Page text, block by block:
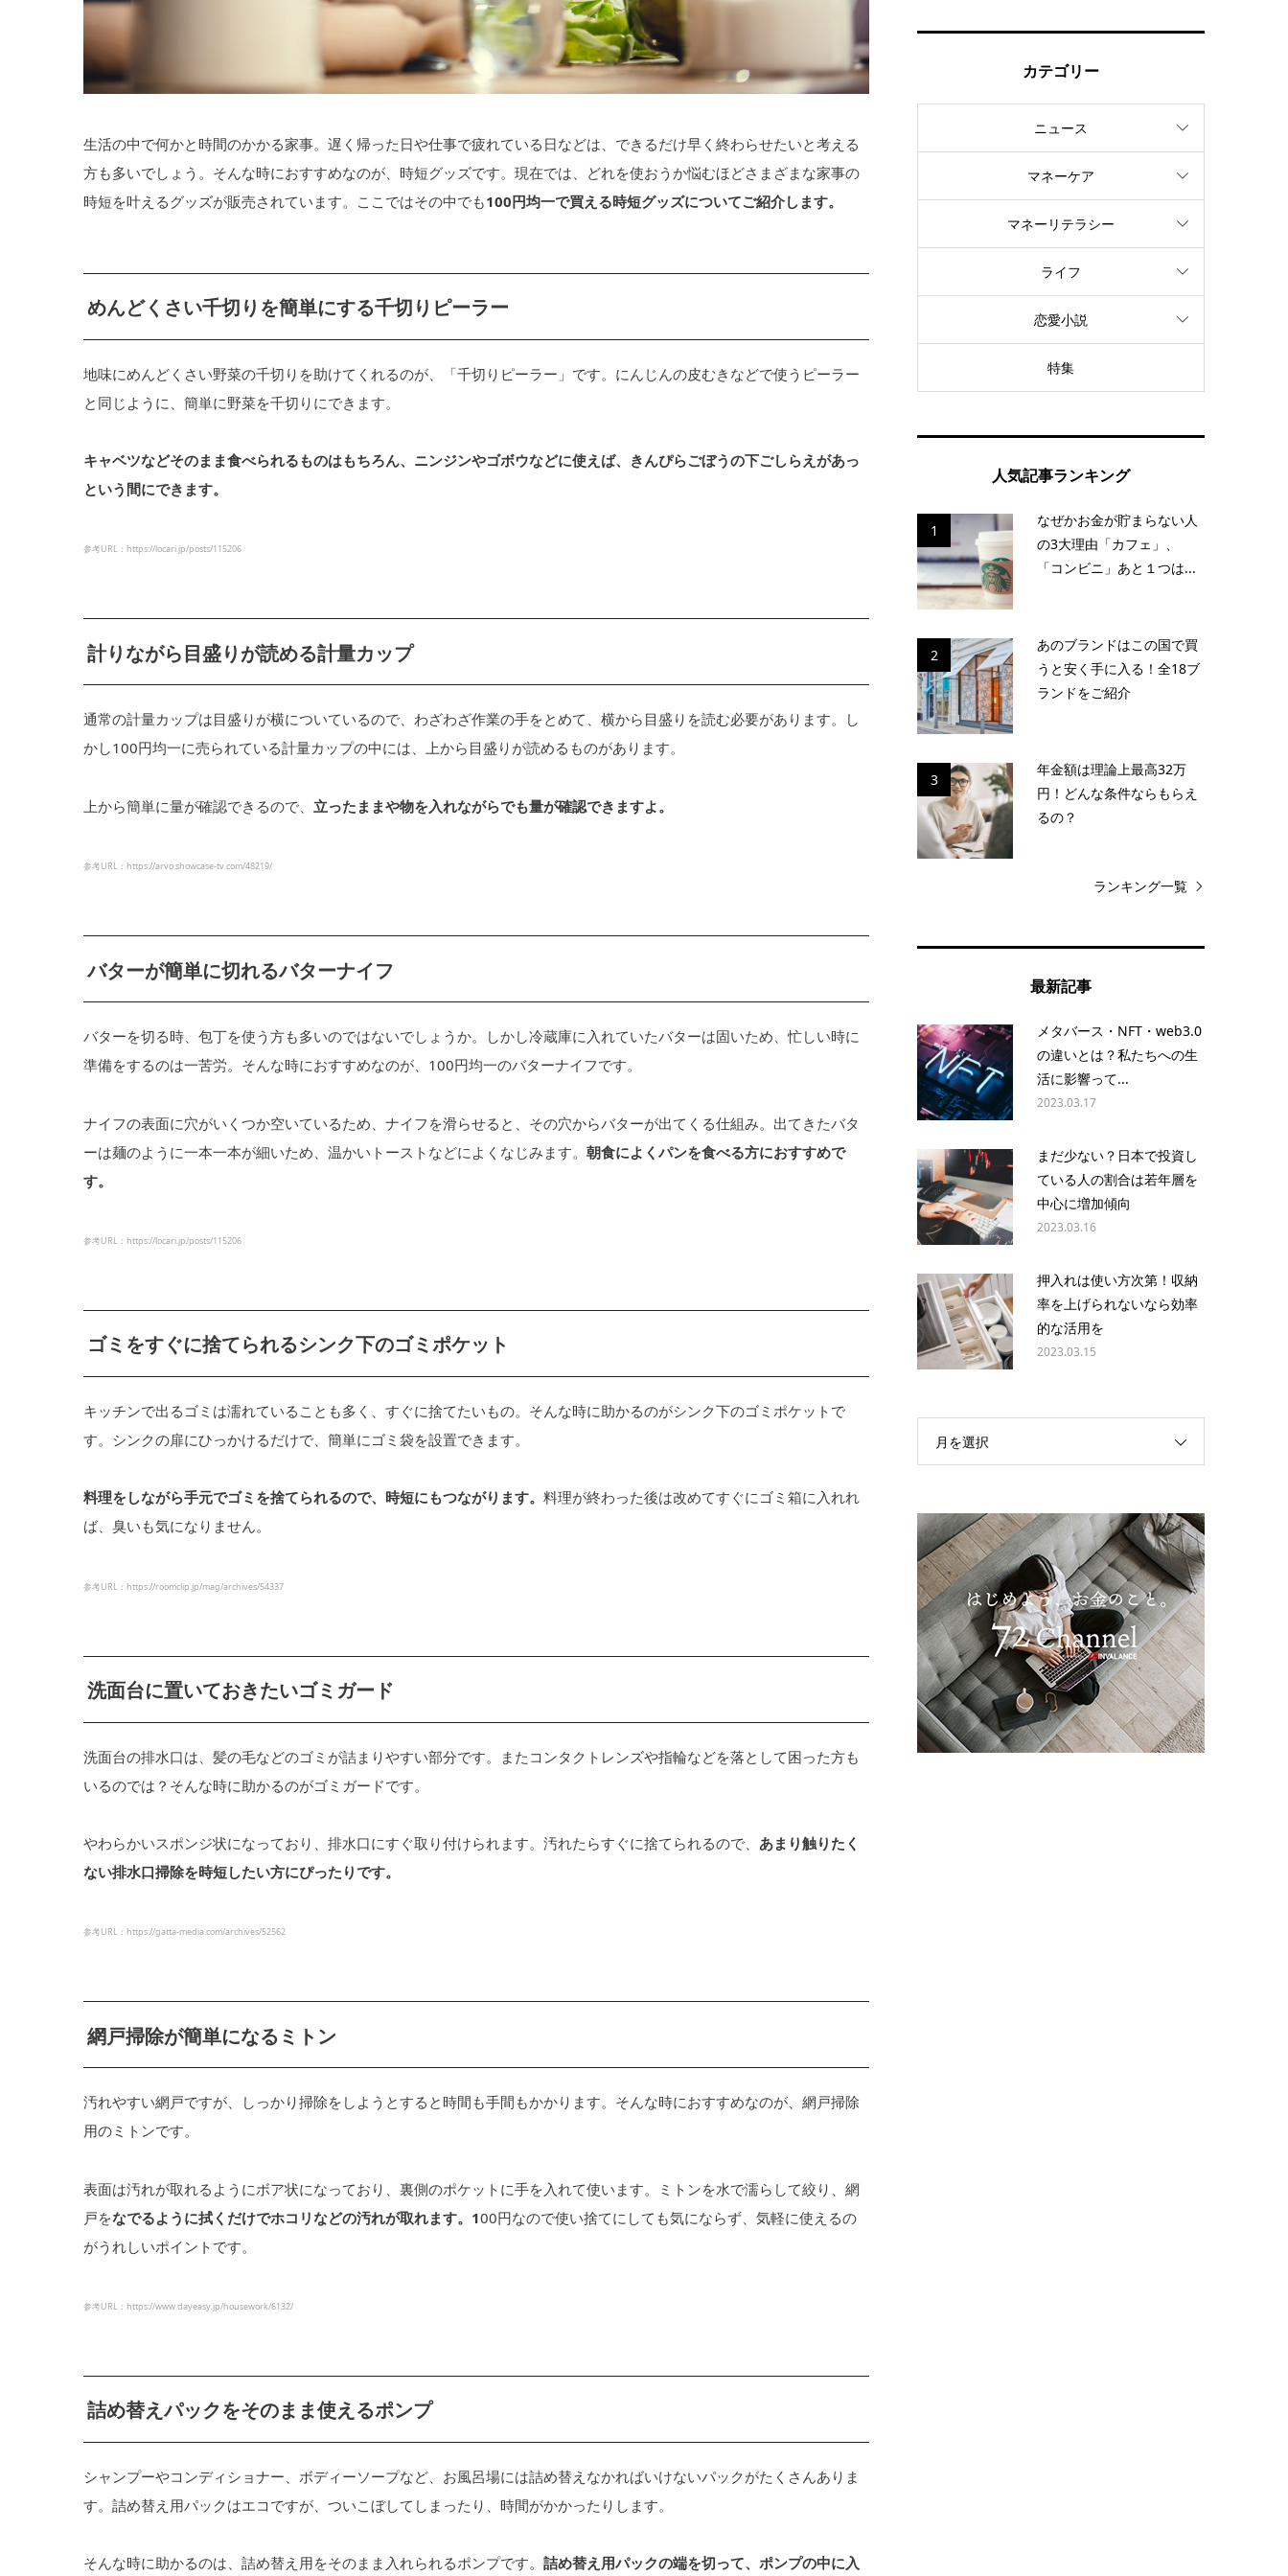
生活の中で何かと時間のかかる家事。遅く帰った日や仕事で疲れている日などは、できるだけ早く終わらせたいと考える
方も多いでしょう。そんな時におすすめなのが、時短グッズです。現在では、どれを使おうか悩むほどさまざまな家事の
時短を叶えるグッズが販売されています。ここではその中でも100円均一で買える時短グッズについてご紹介します。
めんどくさい千切りを簡単にする千切りピーラー
地味にめんどくさい野菜の千切りを助けてくれるのが、「千切りピーラー」です。にんじんの皮むきなどで使うピーラー
と同じように、簡単に野菜を千切りにできます。
キャベツなどそのまま食べられるものはもちろん、ニンジンやゴボウなどに使えば、きんぴらごぼうの下ごしらえがあっ
という間にできます。
参考URL：https://locari.jp/posts/115206
計りながら目盛りが読める計量カップ
通常の計量カップは目盛りが横についているので、わざわざ作業の手をとめて、横から目盛りを読む必要があります。し
かし100円均一に売られている計量カップの中には、上から目盛りが読めるものがあります。
上から簡単に量が確認できるので、 立ったままや物を入れながらでも量が確認できますよ。
参考URL：https://arvo.showcase-tv.com/48219/
バターが簡単に切れるバターナイフ
バターを切る時、包丁を使う方も多いのではないでしょうか。しかし冷蔵庫に入れていたバターは固いため、忙しい時に
準備をするのは一苦労。そんな時におすすめなのが、100円均一のバターナイフです。
ナイフの表面に穴がいくつか空いているため、ナイフを滑らせると、その穴からバターが出てくる仕組み。出てきたバタ
ーは麺のように一本一本が細いため、温かいトーストなどによくなじみます。 朝食によくパンを食べる方におすすめで
す。
参考URL：https://locari.jp/posts/115206
ゴミをすぐに捨てられるシンク下のゴミポケット
キッチンで出るゴミは濡れていることも多く、すぐに捨てたいもの。そんな時に助かるのがシンク下のゴミポケットで
す。シンクの扉にひっかけるだけで、簡単にゴミ袋を設置できます。
料理をしながら手元でゴミを捨てられるので、時短にもつながります。 料理が終わった後は改めてすぐにゴミ箱に入れれ
ば、臭いも気になりません。
参考URL：https://roomclip.jp/mag/archives/54337
洗面台に置いておきたいゴミガード
洗面台の排水口は、髪の毛などのゴミが詰まりやすい部分です。またコンタクトレンズや指輪などを落として困った方も
いるのでは？そんな時に助かるのがゴミガードです。
やわらかいスポンジ状になっており、排水口にすぐ取り付けられます。汚れたらすぐに捨てられるので、 あまり触りたく
ない排水口掃除を時短したい方にぴったりです。
参考URL：https://gatta-media.com/archives/52562
網戸掃除が簡単になるミトン
汚れやすい網戸ですが、しっかり掃除をしようとすると時間も手間もかかります。そんな時におすすめなのが、網戸掃除
用のミトンです。
表面は汚れが取れるようにボア状になっており、裏側のポケットに手を入れて使います。ミトンを水で濡らして絞り、網
戸をなでるように拭くだけでホコリなどの汚れが取れます。100円なので使い捨てにしても気にならず、気軽に使えるの
がうれしいポイントです。
参考URL：https://www.dayeasy.jp/housework/6132/
詰め替えパックをそのまま使えるポンプ
シャンプーやコンディショナー、ボディーソープなど、お風呂場には詰め替えなかればいけないパックがたくさんありま
す。詰め替え用パックはエコですが、ついこぼしてしまったり、時間がかかったりします。
そんな時に助かるのは、詰め替え用をそのまま入れられるポンプです。 詰め替え用パックの端を切って、ポンプの中に入
カテゴリー
ニュース
マネーケア
マネーリテラシー
ライフ
恋愛小説
特集
人気記事ランキング
1
なぜかお金が貯まらない人
の3大理由「カフェ」、
「コンビニ」あと１つは...
2
あのブランドはこの国で買
うと安く手に入る！全18ブ
ランドをご紹介
3
年金額は理論上最高32万
円！どんな条件ならもらえ
るの？
ランキング一覧
最新記事
メタバース・NFT・web3.0
の違いとは？私たちへの生
活に影響って...
2023.03.17
まだ少ない？日本で投資し
ている人の割合は若年層を
中心に増加傾向
2023.03.16
押入れは使い方次第！収納
率を上げられないなら効率
的な活用を
2023.03.15
月を選択